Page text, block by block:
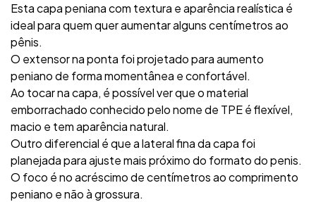
Esta capa peniana com textura e aparência realística é
ideal para quem quer aumentar alguns centímetros ao
pênis.
O extensor na ponta foi projetado para aumento
peniano de forma momentânea e confortável.
Ao tocar na capa, é possível ver que o material
emborrachado conhecido pelo nome de TPE é flexível,
macio e tem aparência natural.
Outro diferencial é que a lateral fina da capa foi
planejada para ajuste mais próximo do formato do penis.
O foco é no acréscimo de centímetros ao comprimento
peniano e não à grossura.